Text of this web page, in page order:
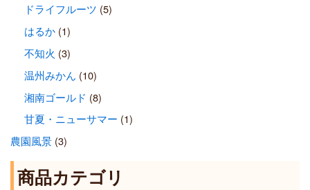
ドライフルーツ (5)
はるか(1)
不知火 (3)
温州みかん (10)
湘南ゴールド (8)
甘夏・ニューサマー (1)
農園風景(3)
商品カテゴリ